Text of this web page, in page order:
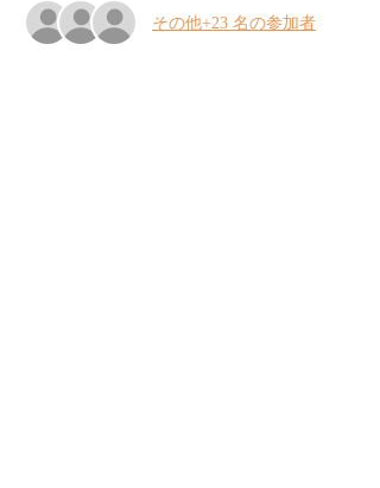
その他+23 名の参加者